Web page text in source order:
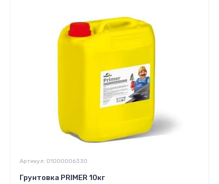
Артикул: 01000006330
Грунтовка PRIMER 10кг